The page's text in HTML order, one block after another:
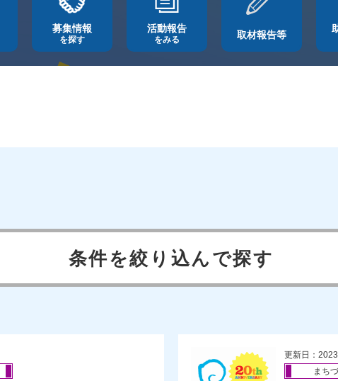
募集情報
を探す
活動報告
をみる 取材報告等
条件を絞り込んで探す
更新日：
まち